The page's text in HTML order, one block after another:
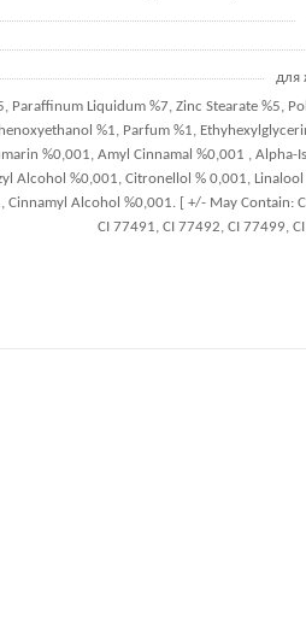
для
Paraffinum Liquidum %7, Zinc Stearate %5,
%1, Parfum %1,
%0,001, Amyl Cinnamal %0,001 , Alpha-
Alcohol %0,001, Citronellol % 0,001,
Cinnamyl Alcohol %0,001. [ +/- May Contain:
CI 77491, CI 77492, CI 77499,